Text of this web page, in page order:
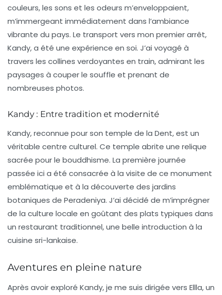
couleurs, les sons et les odeurs m’enveloppaient,
m’immergeant immédiatement dans l’ambiance
vibrante du pays. Le transport vers mon premier arrêt,
Kandy, a été une expérience en soi. J’ai voyagé à
travers les collines verdoyantes en train, admirant les
paysages à couper le souffle et prenant de
nombreuses photos.
Kandy : Entre tradition et modernité
Kandy, reconnue pour son temple de la Dent, est un
véritable centre culturel. Ce temple abrite une relique
sacrée pour le bouddhisme. La première journée
passée ici a été consacrée à la visite de ce monument
emblématique et à la découverte des jardins
botaniques de Peradeniya. J’ai décidé de m’imprégner
de la culture locale en goûtant des plats typiques dans
un restaurant traditionnel, une belle introduction à la
cuisine sri-lankaise.
Aventures en pleine nature
Après avoir exploré Kandy, je me suis dirigée vers Ellla, un